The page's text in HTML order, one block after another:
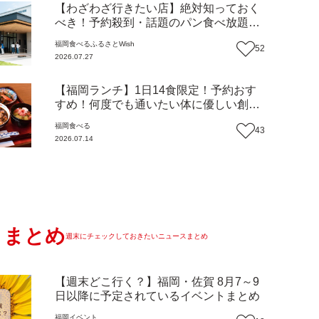
【わざわざ行きたい店】絶対知っておく
べき！予約殺到・話題のパン食べ放題が
ン『bound garden』（福岡・新宮町）
福岡食べるふるさとWish
2026.07.27
52
【福岡ランチ】1日14食限定！予約おす
すめ！何度でも通いたい体に優しい創作
市）【まち歩き】
福岡食べる
2026.07.14
43
まとめ週末にチェックしておきたいニュースまとめ
【週末どこ行く？】福岡・佐賀 8月7～9
日以降に予定されているイベントまとめ
福岡 イベント